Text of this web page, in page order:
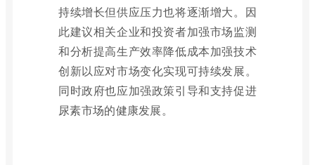
持续增长但供应压力也将逐渐增大。因
此建议相关企业和投资者加强市场监测
和分析提高生产效率降低成本加强技术
创新以应对市场变化实现可持续发展。
同时政府也应加强政策引导和支持促进
尿素市场的健康发展。